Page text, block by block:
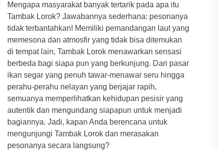
Mengapa masyarakat banyak tertarik pada apa itu
Tambak Lorok? Jawabannya sederhana: pesonanya
tidak terbantahkan! Memiliki pemandangan laut yang
memesona dan atmosfir yang tidak bisa ditemukan
di tempat lain, Tambak Lorok menawarkan sensasi
berbeda bagi siapa pun yang berkunjung. Dari pasar
ikan segar yang penuh tawar-menawar seru hingga
perahu-perahu nelayan yang berjajar rapih,
semuanya memperlihatkan kehidupan pesisir yang
autentik dan mengundang siapapun untuk menjadi
bagiannya. Jadi, kapan Anda berencana untuk
mengunjungi Tambak Lorok dan merasakan
pesonanya secara langsung?